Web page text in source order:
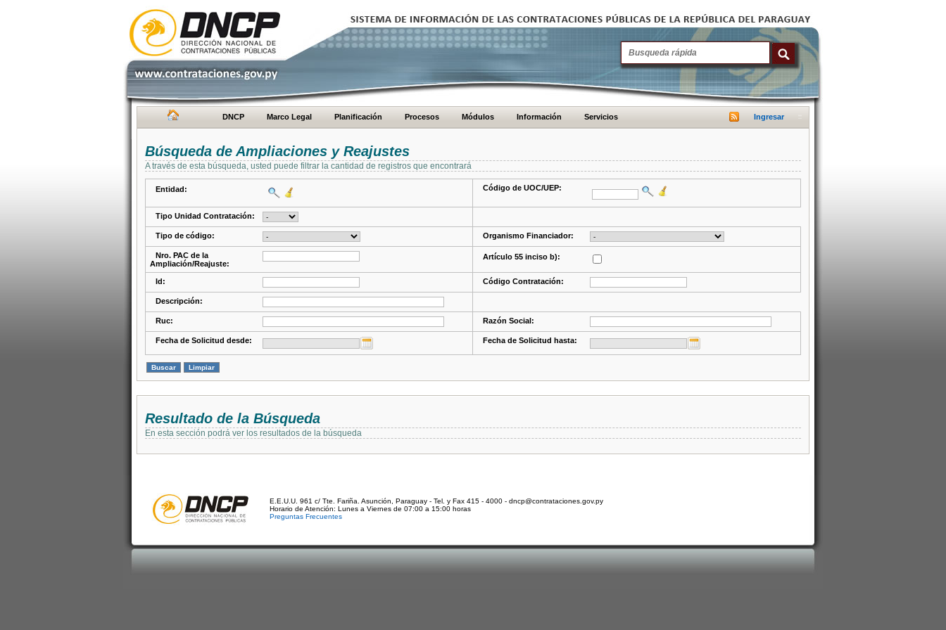
DNCP Marco Legal Planificación Procesos Módulos Información Servicios Ingresar
Búsqueda de Ampliaciones y Reajustes
A través de esta búsqueda, usted puede filtrar la cantidad de registros que encontrará
Entidad: Código de UOC/UEP:
Tipo Unidad Contratación:
Tipo de código: Organismo Financiador:
Nro. PAC de la
Ampliación/Reajuste:
Artículo 55 inciso b):
Id: Código Contratación:
Descripción:
Ruc: Razón Social:
Fecha de Solicitud desde: Fecha de Solicitud hasta:
Resultado de la Búsqueda
En esta sección podrá ver los resultados de la búsqueda
E.E.U.U. 961 c/ Tte. Fariña. Asunción, Paraguay - Tel. y Fax 415 - 4000 - dncp@contrataciones.gov.py
Horario de Atención: Lunes a Viernes de 07:00 a 15:00 horas
Preguntas Frecuentes